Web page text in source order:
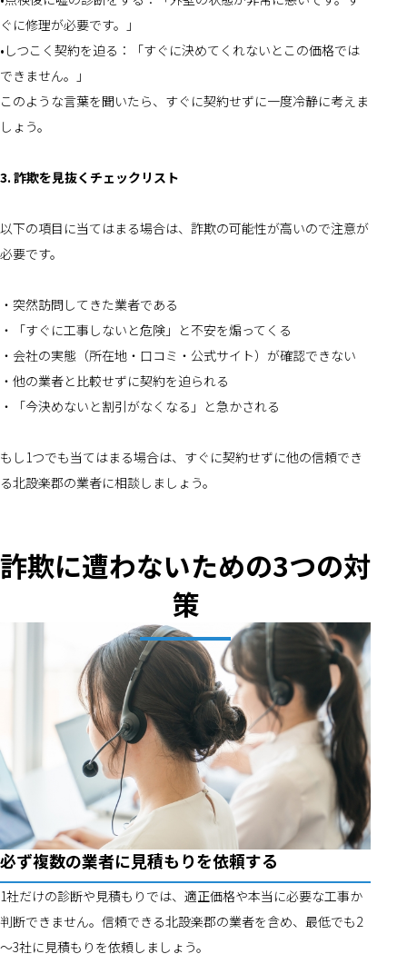
ぐに修理が必要です。」
•しつこく契約を迫る：「すぐに決めてくれないとこの価格では
できません。」
このような言葉を聞いたら、すぐに契約せずに一度冷静に考えま
しょう。
3. 詐欺を見抜くチェックリスト
以下の項目に当てはまる場合は、詐欺の可能性が高いので注意が
必要です。
・突然訪問してきた業者である
・「すぐに工事しないと危険」と不安を煽ってくる
・会社の実態（所在地・口コミ・公式サイト）が確認できない
・他の業者と比較せずに契約を迫られる
・「今決めないと割引がなくなる」と急かされる
もし1つでも当てはまる場合は、すぐに契約せずに他の信頼でき
る北設楽郡の業者に相談しましょう。
詐欺に遭わないための3つの対
策
必ず複数の業者に見積もりを依頼する
1社だけの診断や見積もりでは、適正価格や本当に必要な工事か
判断できません。信頼できる北設楽郡の業者を含め、最低でも2
～3社に見積もりを依頼しましょう。